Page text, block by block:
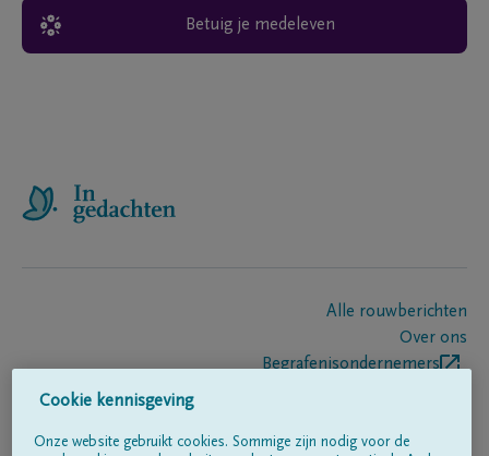
Betuig je medeleven
Alle rouwberichten
Over ons
Begrafenisondernemers
Cookie kennisgeving
Onze website gebruikt cookies. Sommige zijn nodig voor de